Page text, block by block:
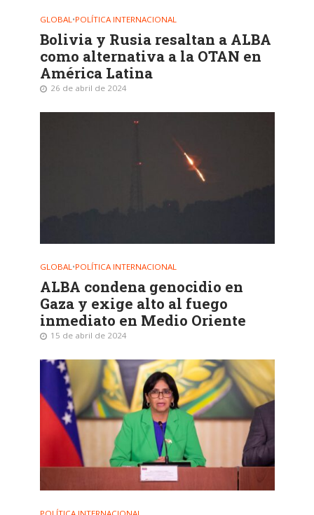
GLOBAL •POLÍTICA INTERNACIONAL
Bolivia y Rusia resaltan a ALBA
como alternativa a la OTAN en
América Latina
26 de abril de 2024
GLOBAL •POLÍTICA INTERNACIONAL
ALBA condena genocidio en
Gaza y exige alto al fuego
inmediato en Medio Oriente
15 de abril de 2024